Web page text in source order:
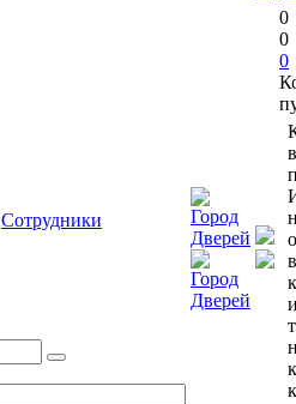
Сотрудники
0
0
0